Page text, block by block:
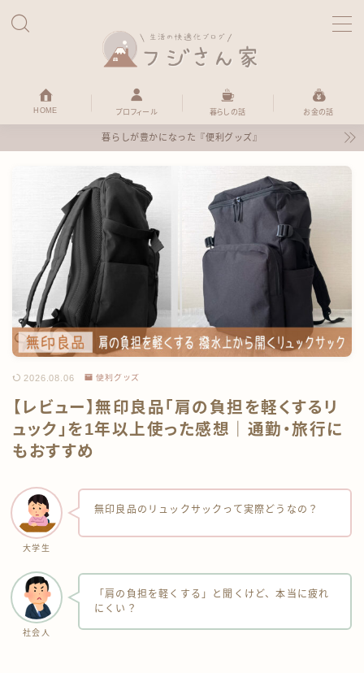
HOME
暮らしの話
便利グッズ
お金の話
ほのぼの日記
プロフィール
お問い合わせ
伊豆のうり坊プーちゃんズ
HOME プロフィール 暮らしの話 お金の話
暮らしが豊かになった『便利グッズ』
2026.08.06 便利グッズ
【レビュー】無印良品「肩の負担を軽くするリ
ュック」を1年以上使った感想｜通勤・旅行に
もおすすめ
大学生
無印良品のリュックサックって実際どうなの？
社会人
「肩の負担を軽くする」と聞くけど、本当に疲れ
にくい？